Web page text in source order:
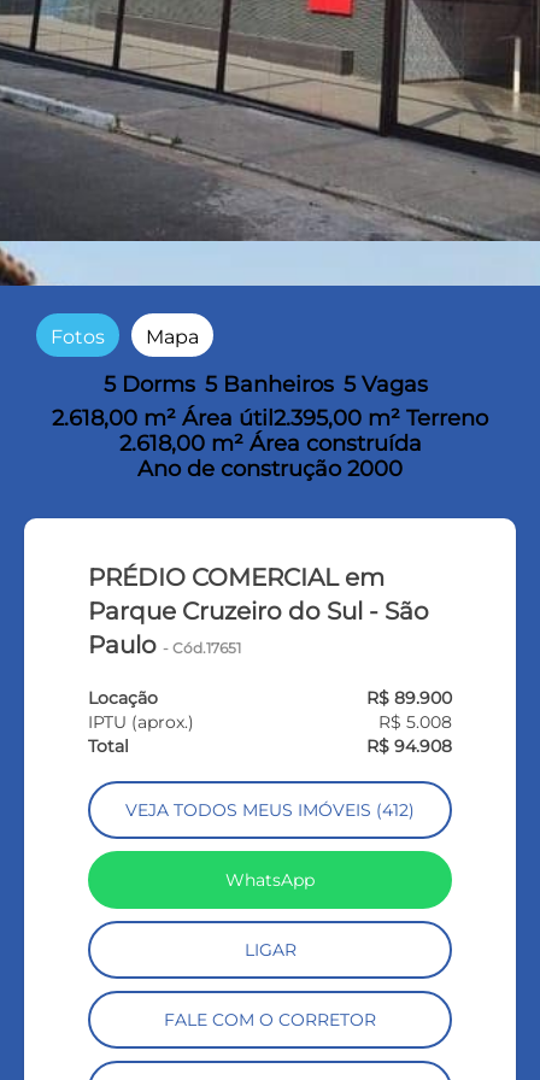
Fotos Mapa
5 Dorms 5 Banheiros 5 Vagas
2.618,00 m² Área útil 2.395,00 m² Terreno
2.618,00 m² Área construída
Ano de construção 2000
PRÉDIO COMERCIAL em
Parque Cruzeiro do Sul - São
Paulo - Cód.17651
Locação
R$ 89.900
IPTU (aprox.)
R$ 5.008
Total
R$ 94.908
VEJA TODOS MEUS IMÓVEIS (412)
WhatsApp
LIGAR
FALE COM O CORRETOR